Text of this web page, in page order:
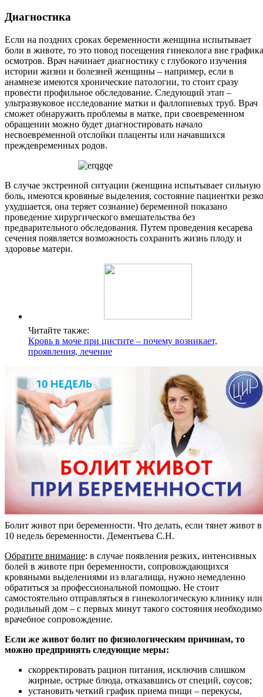
Диагностика
Если на поздних сроках беременности женщина испытывает
боли в животе, то это повод посещения гинеколога вне графика
осмотров. Врач начинает диагностику с глубокого изучения
истории жизни и болезней женщины – например, если в
анамнезе имеются хронические патологии, то стоит сразу
провести профильное обследование. Следующий этап –
ультразвуковое исследование матки и фаллопиевых труб. Врач
сможет обнаружить проблемы в матке, при своевременном
обращении можно будет диагностировать начало
несвоевременной отслойки плаценты или начавшихся
преждевременных родов.
В случае экстренной ситуации (женщина испытывает сильную
боль, имеются кровяные выделения, состояние пациентки резко
ухудшается, она теряет сознание) беременной показано
проведение хирургического вмешательства без
предварительного обследования. Путем проведения кесарева
сечения появляется возможность сохранить жизнь плоду и
здоровье матери.
Читайте также:
Кровь в моче при цистите – почему возникает,
проявления, лечение
Болит живот при беременности. Что делать, если тянет живот в
10 недель беременности. Дементьева С.Н.
Обратите внимание: в случае появления резких, интенсивных
болей в животе при беременности, сопровождающихся
кровяными выделениями из влагалища, нужно немедленно
обратиться за профессиональной помощью. Не стоит
самостоятельно отправляться в гинекологическую клинику или
родильный дом – с первых минут такого состояния необходимо
врачебное сопровождение.
Если же живот болит по физиологическим причинам, то
можно предпринять следующие меры:
скорректировать рацион питания, исключив слишком
жирные, острые блюда, отказавшись от специй, соусов;
установить четкий график приема пищи – перекусы,